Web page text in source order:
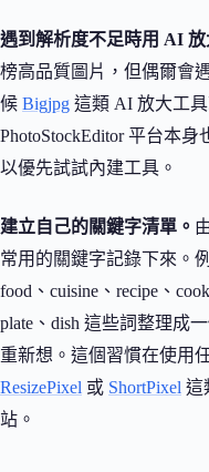
遇到解析度不足時用 AI 放
榜高品質圖片，但偶爾會
候 Bigjpg 這類 AI 放大工
PhotoStockEditor 平台本
以優先試試內建工具。
建立自己的關鍵字清單。
常用的關鍵字記錄下來。
food、cuisine、recipe、
plate、dish 這些詞整理成
重新想。這個習慣在使用
ResizePixel 或 ShortPixel 這
站。